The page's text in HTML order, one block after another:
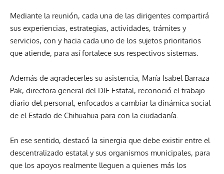
Mediante la reunión, cada una de las dirigentes compartirá
sus experiencias, estrategias, actividades, trámites y
servicios, con y hacia cada uno de los sujetos prioritarios
que atiende, para así fortalece sus respectivos sistemas.
Además de agradecerles su asistencia, María Isabel Barraza
Pak, directora general del DIF Estatal, reconoció el trabajo
diario del personal, enfocados a cambiar la dinámica social
de el Estado de Chihuahua para con la ciudadanía.
En ese sentido, destacó la sinergia que debe existir entre el
descentralizado estatal y sus organismos municipales, para
que los apoyos realmente lleguen a quienes más los